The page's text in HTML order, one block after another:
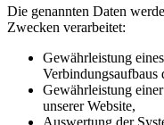
Die genannten Daten
Zwecken verarbeitet:
Gewährleistung
Verbindungsaufbaus
Gewährleistung
unserer Website,